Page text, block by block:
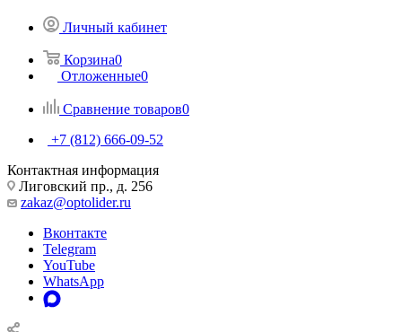
Личный кабинет
Корзина0
Отложенные0
Сравнение товаров0
+7 (812) 666-09-52
Контактная информация
Лиговский пр., д. 256
zakaz@optolider.ru
Вконтакте
Telegram
YouTube
WhatsApp